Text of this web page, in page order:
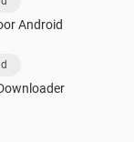
Android